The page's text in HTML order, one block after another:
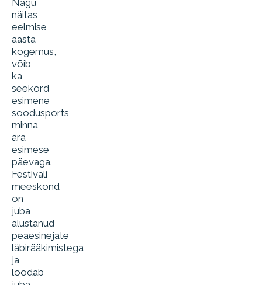
Nagu
näitas
eelmise
aasta
kogemus,
võib
ka
seekord
esimene
soodusports
minna
ära
esimese
päevaga.
Festivali
meeskond
on
juba
alustanud
peaesinejate
läbirääkimistega
ja
loodab